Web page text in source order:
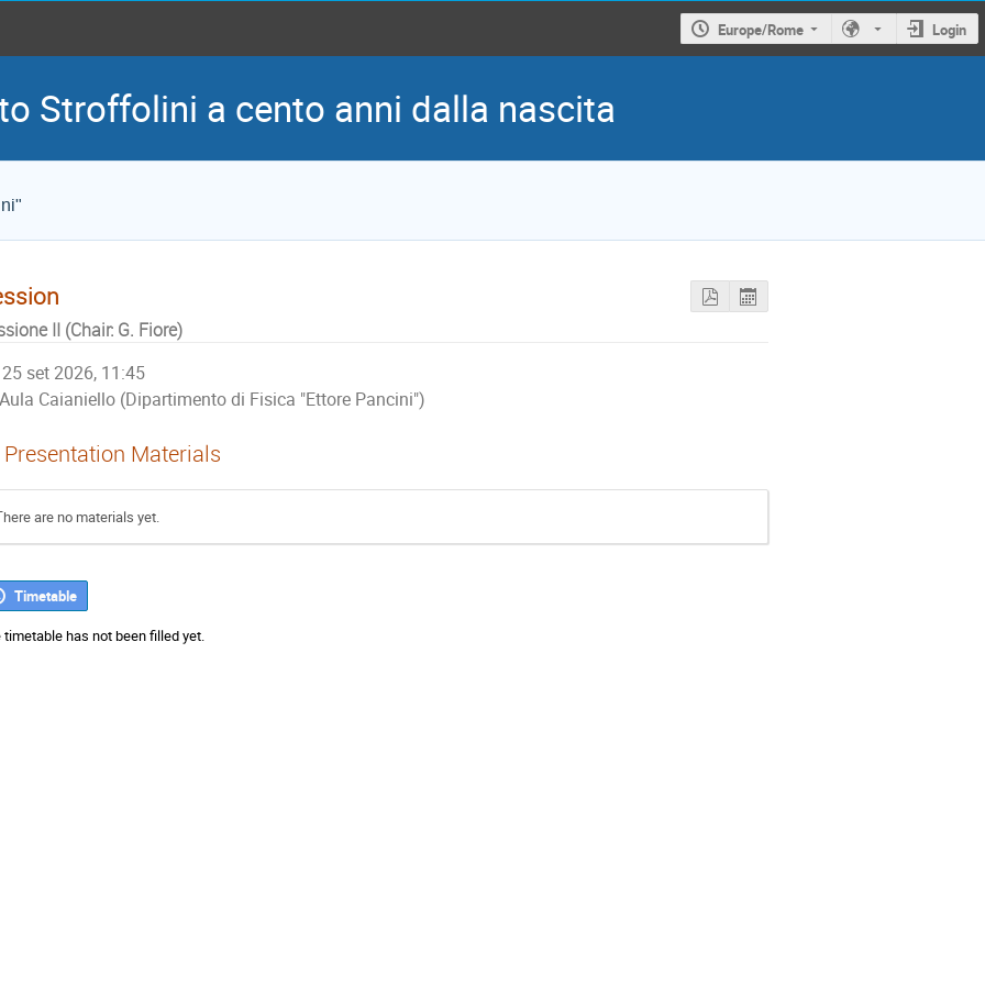
Europe/Rome Login
Stroffolini a cento anni dalla nascita
II (Chair: G. Fiore)
25 set 2026, 11:45
Aula Caianiello (Dipartimento di Fisica "Ettore Pancini")
Presentation Materials
are no materials yet.
Timetable
timetable has not been filled yet.